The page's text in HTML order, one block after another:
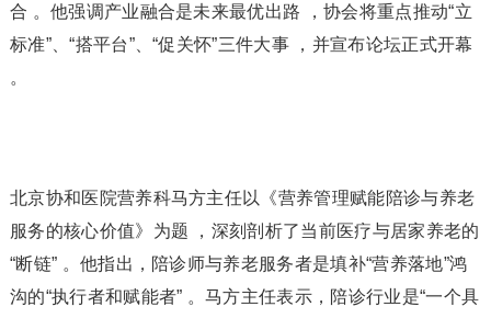
合 。他强调产业融合是未来最优出路 ，协会将重点推动“立
标准”、“搭平台”、“促关怀”三件大事 ，并宣布论坛正式开幕
。
北京协和医院营养科马方主任以《营养管理赋能陪诊与养老
服务的核心价值》为题 ，深刻剖析了当前医疗与居家养老的
“断链” 。他指出，陪诊师与养老服务者是填补“营养落地”鸿
沟的“执行者和赋能者” 。马方主任表示，陪诊行业是“一个具